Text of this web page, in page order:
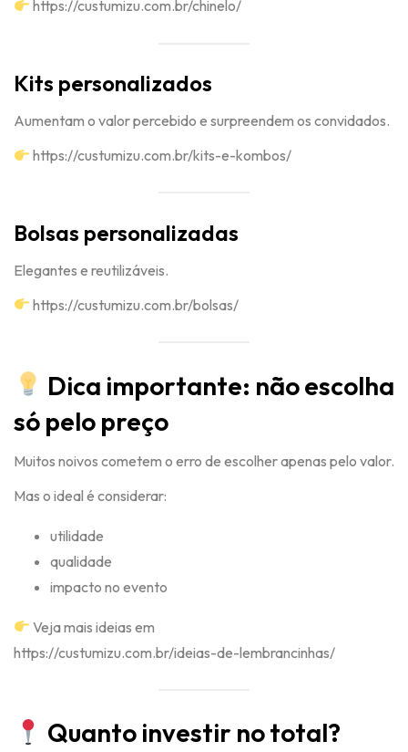
https://custumizu.com.br/chinelo/
Kits personalizados
Aumentam o valor percebido e surpreendem os convidados.
https://custumizu.com.br/kits-e-kombos/
Bolsas personalizadas
Elegantes e reutilizáveis.
https://custumizu.com.br/bolsas/
Dica importante: não escolha
só pelo preço
Muitos noivos cometem o erro de escolher apenas pelo valor.
Mas o ideal é considerar:
utilidade
qualidade
impacto no evento
Veja mais ideias em
https://custumizu.com.br/ideias-de-lembrancinhas/
Quanto investir no total?